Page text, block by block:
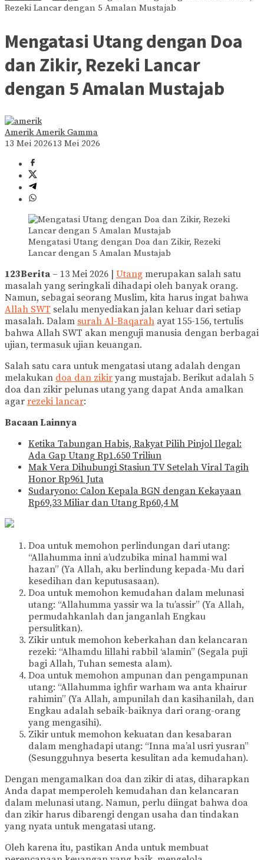
Rezeki Lancar dengan 5 Amalan Mustajab
Mengatasi Utang dengan Doa
dan Zikir, Rezeki Lancar
dengan 5 Amalan Mustajab
Amerik Amerik Gamma
13 Mei 202613 Mei 2026
Mengatasi Utang dengan Doa dan Zikir, Rezeki
Lancar dengan 5 Amalan Mustajab
123Berita – 13 Mei 2026 | Utang merupakan salah satu
masalah yang seringkali dihadapi oleh banyak orang.
Namun, sebagai seorang Muslim, kita harus ingat bahwa
Allah SWT selalu menyediakan jalan keluar dari setiap
masalah. Dalam surah Al-Baqarah ayat 155-156, tertulis
bahwa Allah SWT akan menguji manusia dengan berbagai
ujian, termasuk ujian keuangan.
Salah satu cara untuk mengatasi utang adalah dengan
melakukan doa dan zikir yang mustajab. Berikut adalah 5
doa dan zikir pelunas utang yang dapat Anda amalkan
agar rezeki lancar:
Bacaan Lainnya
Ketika Tabungan Habis, Rakyat Pilih Pinjol Ilegal:
Ada Gap Utang Rp1.650 Triliun
Mak Vera Dihubungi Stasiun TV Setelah Viral Tagih
Honor Rp961 Juta
Sudaryono: Calon Kepala BGN dengan Kekayaan
Rp69,33 Miliar dan Utang Rp60,4 M
Doa untuk memohon perlindungan dari utang:
“Allahumma inni a’udzubika minal hammi wal
hazan” (Ya Allah, aku berlindung kepada-Mu dari
kesedihan dan keputusasaan).
Doa untuk memohon kemudahan dalam melunasi
utang: “Allahumma yassir wa la tu’assir” (Ya Allah,
permudahkanlah dan janganlah Engkau
persulitkan).
Zikir untuk memohon keberkahan dan kelancaran
rezeki: “Alhamdu lillahi rabbil ‘alamin” (Segala puji
bagi Allah, Tuhan semesta alam).
Doa untuk memohon ampunan dan pengampunan
utang: “Allahumma ighfir warham wa anta khairur
rahimin” (Ya Allah, ampunilah dan kasihanilah, dan
Engkau adalah sebaik-baiknya dari orang-orang
yang mengasihi).
Zikir untuk memohon kekuatan dan kesabaran
dalam menghadapi utang: “Inna ma’al usri yusran”
(Sesungguhnya beserta kesulitan ada kemudahan).
Dengan mengamalkan doa dan zikir di atas, diharapkan
Anda dapat memperoleh kemudahan dan kelancaran
dalam melunasi utang. Namun, perlu diingat bahwa doa
dan zikir harus dibarengi dengan usaha dan tindakan
yang nyata untuk mengatasi utang.
Oleh karena itu, pastikan Anda untuk membuat